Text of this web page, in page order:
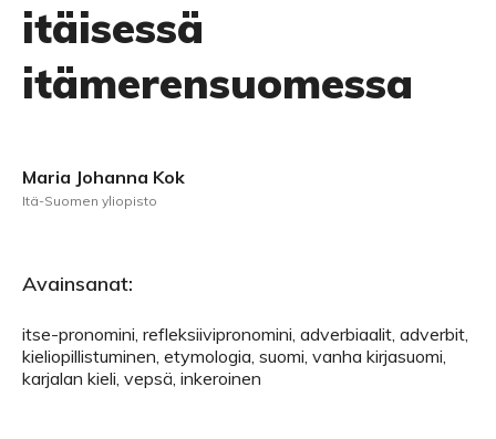
itäisessä
itämerensuomessa
Maria Johanna Kok
Itä-Suomen yliopisto
Avainsanat:
itse-pronomini, refleksiivipronomini, adverbiaalit, adverbit,
kieliopillistuminen, etymologia, suomi, vanha kirjasuomi,
karjalan kieli, vepsä, inkeroinen